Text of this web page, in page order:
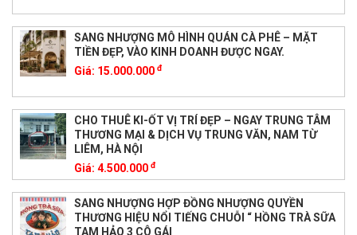
SANG NHƯỢNG MÔ HÌNH QUÁN CÀ PHÊ – MẶT
TIỀN ĐẸP, VÀO KINH DOANH ĐƯỢC NGAY.
Giá: 15.000.000 đ
CHO THUÊ KI-ỐT VỊ TRÍ ĐẸP – NGAY TRUNG TÂM
THƯƠNG MẠI & DỊCH VỤ TRUNG VĂN, NAM TỪ
LIÊM, HÀ NỘI
Giá: 4.500.000 đ
SANG NHƯỢNG HỢP ĐỒNG NHƯỢNG QUYỀN
THƯƠNG HIỆU NỔI TIẾNG CHUỖI “ HỒNG TRÀ SỮA
TAM HẢO 3 CÔ GÁI